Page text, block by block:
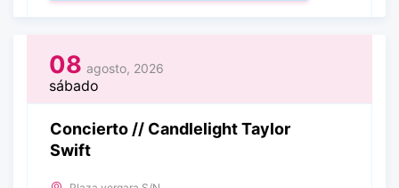
08 agosto, 2026
sábado
Concierto // Candlelight Taylor
Swift